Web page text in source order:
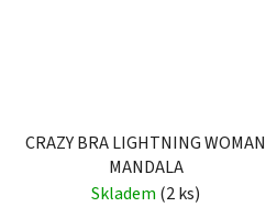
CRAZY BRA LIGHTNING WOMAN
MANDALA
Skladem (2 ks)